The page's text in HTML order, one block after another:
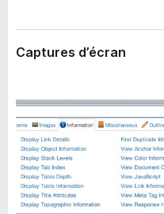
t
s
i
o
n
Captures d’écran